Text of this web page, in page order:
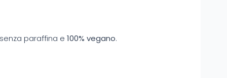
paraffina e 100% vegano.